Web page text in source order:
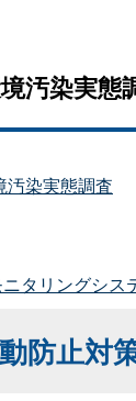
汚染実態
汚染実態調査
タリングシス
防止対